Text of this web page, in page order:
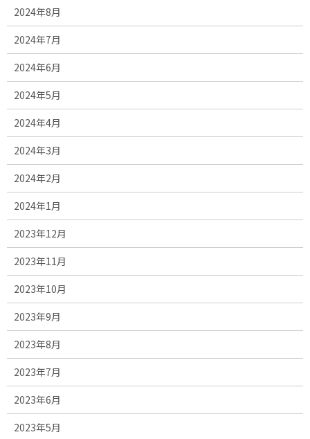
2024年8月
2024年7月
2024年6月
2024年5月
2024年4月
2024年3月
2024年2月
2024年1月
2023年12月
2023年11月
2023年10月
2023年9月
2023年8月
2023年7月
2023年6月
2023年5月